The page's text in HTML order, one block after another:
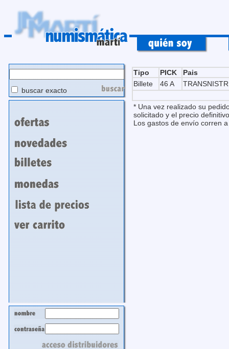
buscar exacto
Tipo PICK
Pais
Billete
46 A
* Una vez realizado su
solicitado y el precio
Los gastos de envío corren